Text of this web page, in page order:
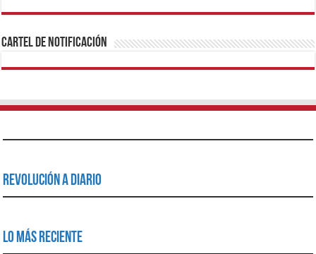
1xbetBetturkeyBetistKralbetSupertotobetTipobetMatadorbetMariobet
https://mvbcasino.com/
Cartel de Notificación
Revolución a Diario
Lo Más Reciente